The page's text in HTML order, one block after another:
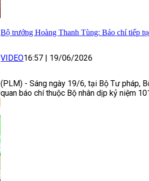
Bộ trưởng Hoàng Thanh Tùng: Báo chí tiếp
VIDEO16:57 19/06/2026
(PLM) - Sáng ngày 19/6, tại Bộ Tư pháp,
quan báo chí thuộc Bộ nhân dịp kỷ niệm